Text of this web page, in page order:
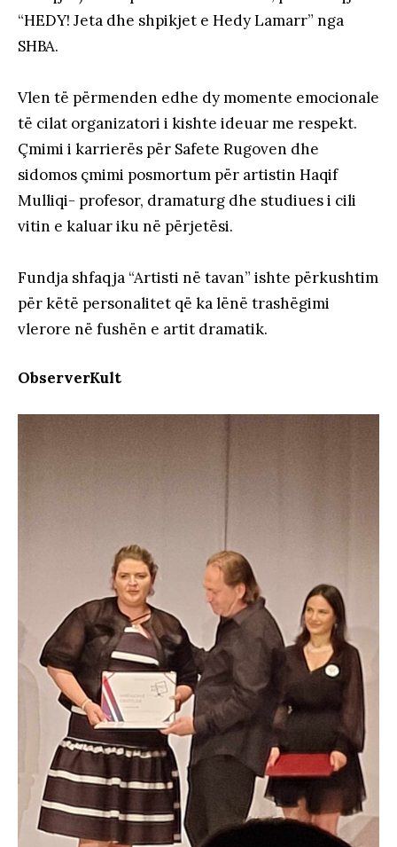
“HEDY! Jeta dhe shpikjet e Hedy Lamarr” nga
SHBA.
Vlen të përmenden edhe dy momente emocionale
të cilat organizatori i kishte ideuar me respekt.
Çmimi i karrierës për Safete Rugoven dhe
sidomos çmimi posmortum për artistin Haqif
Mulliqi- profesor, dramaturg dhe studiues i cili
vitin e kaluar iku në përjetësi.
Fundja shfaqja “Artisti në tavan” ishte përkushtim
për këtë personalitet që ka lënë trashëgimi
vlerore në fushën e artit dramatik.
ObserverKult